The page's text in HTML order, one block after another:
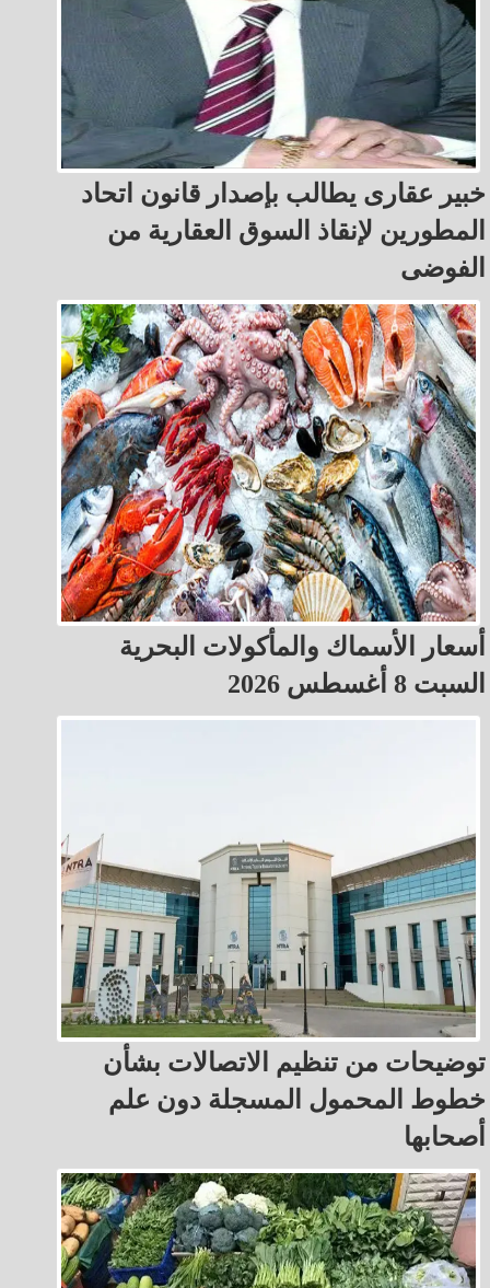
خبير عقارى يطالب بإصدار قانون اتحاد
المطورين لإنقاذ السوق العقارية من
الفوضى
أسعار الأسماك والمأكولات البحرية
السبت 8 أغسطس 2026
توضيحات من تنظيم الاتصالات بشأن
خطوط المحمول المسجلة دون علم
أصحابها